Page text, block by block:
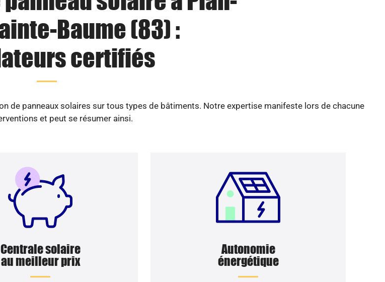
Baume (83) :
certifiés
de panneaux solaires sur tous types de bâtiments. Notre expertise manifeste lors de chacune
et peut se résumer ainsi.
Centrale solaire
au meilleur prix
Autonomie
énergétique